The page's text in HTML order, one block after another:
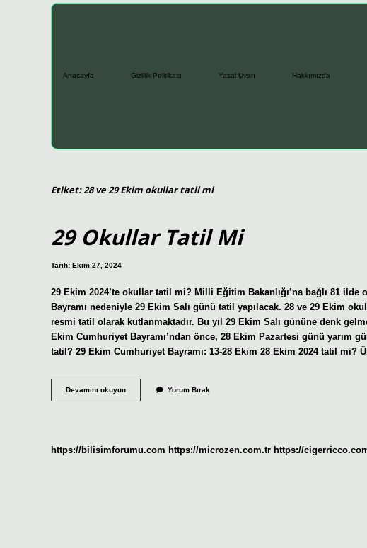
Anasayfa Gizlilik Politikası Yasal Uyarı Hakkımızda
Etiket:28 ve 29 Ekim okullar tatil mi
29 Okullar Tatil Mi
Tarih: Ekim 27, 2024
29 Ekim 2024’te okullar tatil mi? Milli Eğitim Bakanlığı’na bağlı 81
Bayramı nedeniyle 29 Ekim Salı günü tatil yapılacak. 28 ve 29 Ekim
resmi tatil olarak kutlanmaktadır. Bu yıl 29 Ekim Salı gününe denk
Ekim Cumhuriyet Bayramı’ndan önce, 28 Ekim Pazartesi günü yarım
tatil? 29 Ekim Cumhuriyet Bayramı: 13-28 Ekim 28 Ekim 2024 tatil
Devamını okuyun29
Okullar
Yorum Bırak
https://bilisimforumu.com https://microzen.com.tr https://